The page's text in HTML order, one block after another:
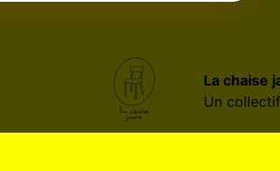
La chaise
Un